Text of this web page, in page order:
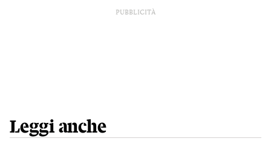
PUBBLICITÀ
Leggi anche